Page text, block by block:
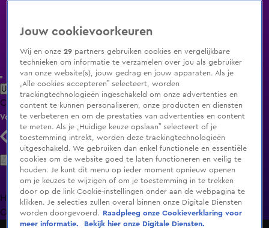
Uitzending Gemist Populaire programma's Zenders Genres
ClipsFilmsRadioSmart TV inlogShop
Volg KIJK
Zoeken
HomeUitzending Gemist Programma's De Bondgenoten
OranjezomerLivestreamsShop
Jouw cookievoorkeuren
Wij en onze29 partners gebruiken cookies en vergelijkbare
technieken om informatie te verzamelen over jou als gebruiker
van onze website(s), jouw gedrag en jouw apparaten. Als je
„Alle cookies accepteren” selecteert, worden
trackingtechnologieën ingeschakeld om onze advertenties en
content te kunnen personaliseren, onze producten en diensten
te verbeteren en om de prestaties van advertenties en content
te meten. Als je „Huidige keuze opslaan” selecteert of je
toestemming intrekt, worden deze trackingtechnologieën
uitgeschakeld. We gebruiken dan enkel functionele en essentiële
cookies om de website goed te laten functioneren en veilig te
houden. Je kunt dit menu op ieder moment opnieuw openen
om je keuzes te wijzigen of om je toestemming in te trekken
door op de link Cookie-instellingen onder aan de webpagina te
klikken. Je selecties zullen overal binnen onze Digitale Diensten
worden doorgevoerd.
Raadpleeg onze Cookieverklaring voor
meer informatie.
Bekijk hier onze Digitale Diensten.